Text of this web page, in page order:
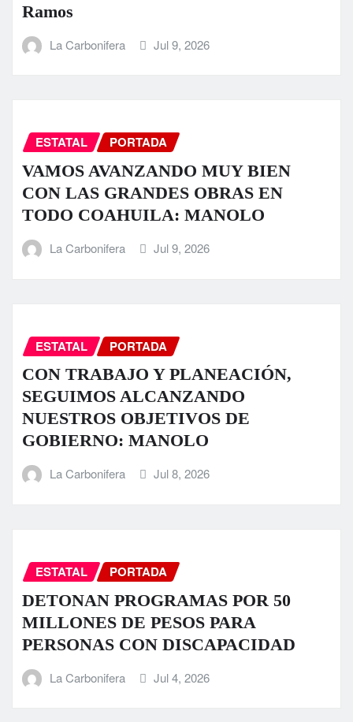
Ramos
La Carbonifera Jul 9, 2026
ESTATAL PORTADA
VAMOS AVANZANDO MUY BIEN
CON LAS GRANDES OBRAS EN
TODO COAHUILA: MANOLO
La Carbonifera Jul 9, 2026
ESTATAL PORTADA
CON TRABAJO Y PLANEACIÓN,
SEGUIMOS ALCANZANDO
NUESTROS OBJETIVOS DE
GOBIERNO: MANOLO
La Carbonifera Jul 8, 2026
ESTATAL PORTADA
DETONAN PROGRAMAS POR 50
MILLONES DE PESOS PARA
PERSONAS CON DISCAPACIDAD
La Carbonifera Jul 4, 2026